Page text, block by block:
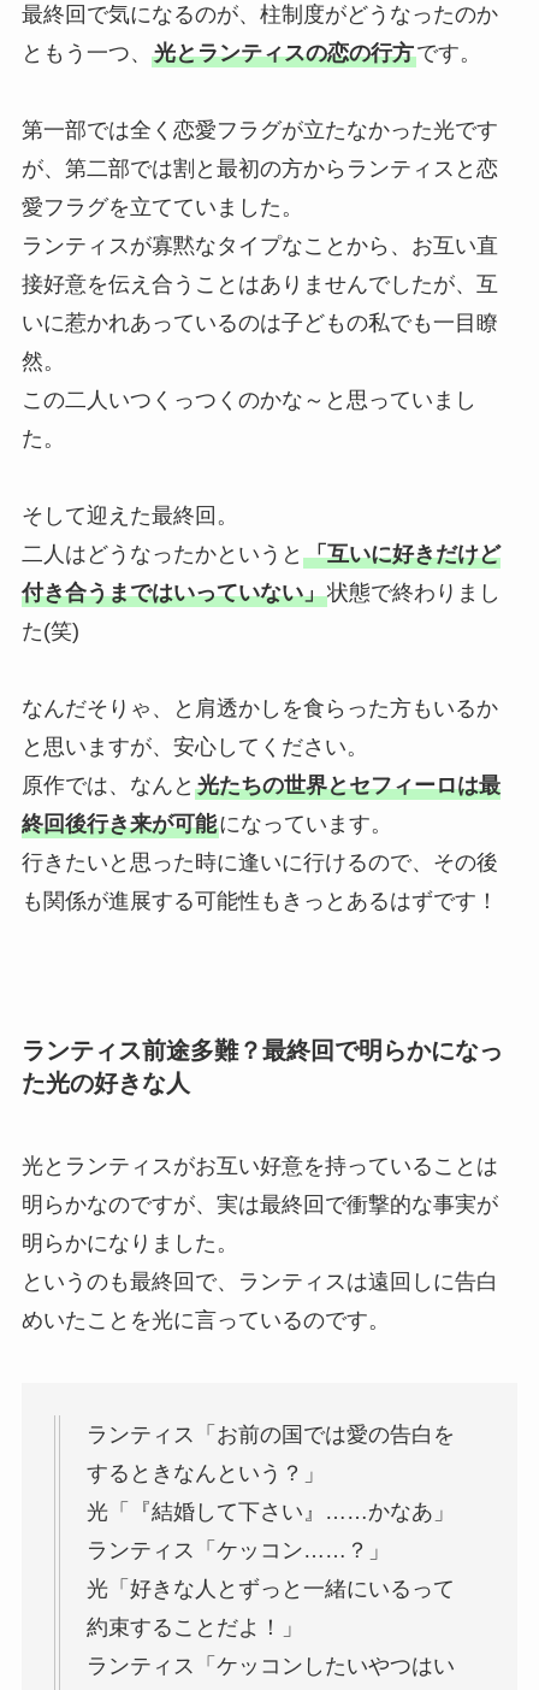
最終回で気になるのが、柱制度がどうなったのか
ともう一つ、 光とランティスの恋の行方です。
第一部では全く恋愛フラグが立たなかった光です
が、第二部では割と最初の方からランティスと恋
愛フラグを立てていました。
ランティスが寡黙なタイプなことから、お互い直
接好意を伝え合うことはありませんでしたが、互
いに惹かれあっているのは子どもの私でも一目瞭
然。
この二人いつくっつくのかな～と思っていまし
た。
そして迎えた最終回。
二人はどうなったかというと 「互いに好きだけど
付き合うまではいっていない」状態で終わりまし
た(笑)
なんだそりゃ、と肩透かしを食らった方もいるか
と思いますが、安心してください。
原作では、なんと 光たちの世界とセフィーロは最
終回後行き来が可能になっています。
行きたいと思った時に逢いに行けるので、その後
も関係が進展する可能性もきっとあるはずです！
ランティス前途多難？最終回で明らかになっ
た光の好きな人
光とランティスがお互い好意を持っていることは
明らかなのですが、実は最終回で衝撃的な事実が
明らかになりました。
というのも最終回で、ランティスは遠回しに告白
めいたことを光に言っているのです。
ランティス「お前の国では愛の告白を
するときなんという？」
光「『結婚して下さい』……かなあ」
ランティス「ケッコン……？」
光「好きな人とずっと一緒にいるって
約束することだよ！」
ランティス「ケッコンしたいやつはい